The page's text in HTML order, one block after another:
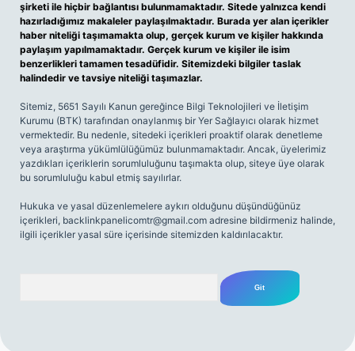
şirketi ile hiçbir bağlantısı bulunmamaktadır. Sitede yalnızca kendi
hazırladığımız makaleler paylaşılmaktadır. Burada yer alan içerikler
haber niteliği taşımamakta olup, gerçek kurum ve kişiler hakkında
paylaşım yapılmamaktadır. Gerçek kurum ve kişiler ile isim
benzerlikleri tamamen tesadüfidir. Sitemizdeki bilgiler taslak
halindedir ve tavsiye niteliği taşımazlar.
Sitemiz, 5651 Sayılı Kanun gereğince Bilgi Teknolojileri ve İletişim
Kurumu (BTK) tarafından onaylanmış bir Yer Sağlayıcı olarak hizmet
vermektedir. Bu nedenle, sitedeki içerikleri proaktif olarak denetleme
veya araştırma yükümlülüğümüz bulunmamaktadır. Ancak, üyelerimiz
yazdıkları içeriklerin sorumluluğunu taşımakta olup, siteye üye olarak
bu sorumluluğu kabul etmiş sayılırlar.
Hukuka ve yasal düzenlemelere aykırı olduğunu düşündüğünüz
içerikleri, backlinkpanelicomtr@gmail.com adresine bildirmeniz halinde,
ilgili içerikler yasal süre içerisinde sitemizden kaldırılacaktır.